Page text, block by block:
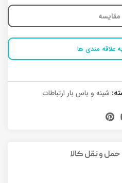
مقایسه
علاقه مندی ها
شینه و باس بار ارتباطات
حمل و نقل کالا